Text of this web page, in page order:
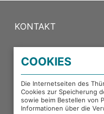
KONTAKT
PORTALE DES
EXTERNE LINKS
COOKIES
Die Internetseiten des
Cookies zur Speicherung
sowie beim Bestellen von
Informationen über die